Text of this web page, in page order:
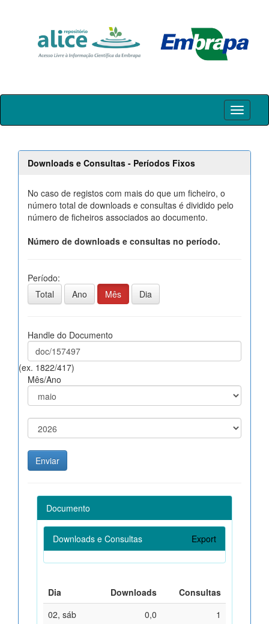
Skip
Downloads e Consultas - Períodos Fixos
No caso de registos com mais do que um ficheiro, o
número total de downloads e consultas é dividido pelo
número de ficheiros associados ao documento.
Número de downloads e consultas no período.
Período:
Total
Ano Mês Dia
Handle do Documento
(ex. 1822/417)
Mês/Ano
Documento
Downloads e Consultas Export
Dia Downloads
Consultas
02, sáb
0,0
1